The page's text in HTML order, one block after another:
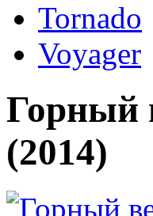
Tornado
Voyager
Горный
(2014)